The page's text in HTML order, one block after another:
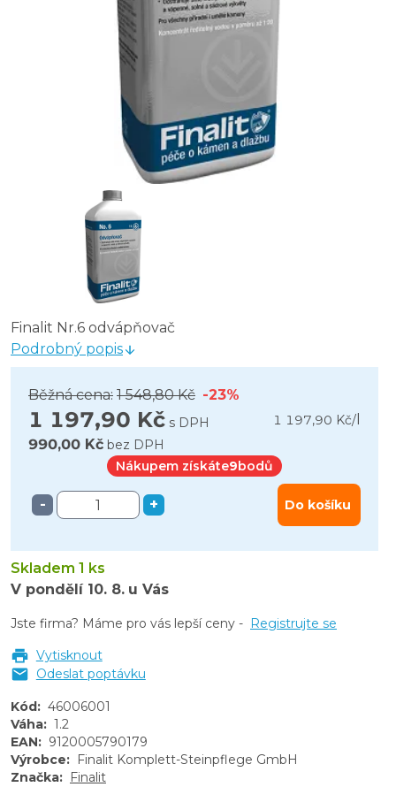
Finalit Nr.6 odvápňovač
Podrobný popis
Běžná cena: 1 548,80 Kč -23%
1 197,90 Kč s DPH 1 197,90 Kč/
990,00 Kč bez DPH
Nákupem získáte9bodů
- + Do košíku
Skladem 1 ks
V pondělí 10. 8. u Vás
Jste firma? Máme pro vás lepší ceny - Registrujte se
Vytisknout
Odeslat poptávku
Kód: 46006001
Váha: 1.2
EAN: 9120005790179
Výrobce: Finalit Komplett-Steinpflege GmbH
Značka: Finalit